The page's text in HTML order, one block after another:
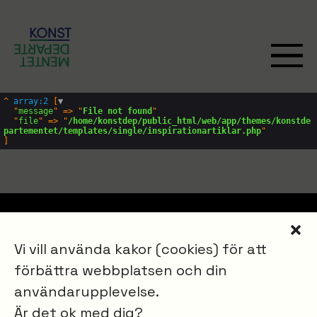
Vi vill använda kakor (cookies) för att
förbättra webbplatsen och din
användarupplevelse.
Är det ok med dig?
^ array:2
▼
  "
message" => " File not found "
  "
file" => "/home/konstdep/public_html/web/app/themes/konstde
partementet/templates/single/inspirationartiklar.php
Om oss
Kontakt
Konstnärer